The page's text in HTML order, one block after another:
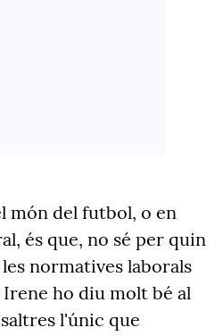
món del futbol, o en
és que, no sé per quin
normatives laborals
ho diu molt bé al
l'únic que